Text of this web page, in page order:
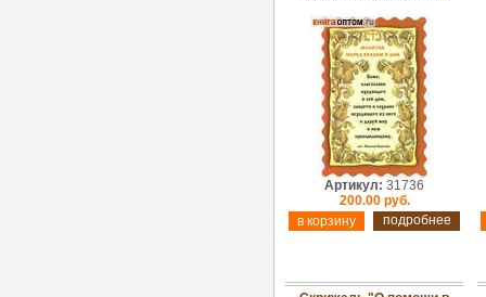
Артикул: 31736
200.00 руб.
подробнее